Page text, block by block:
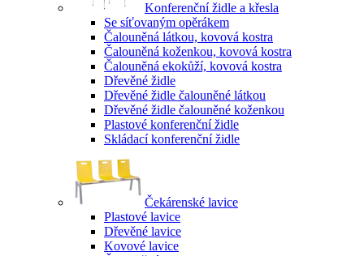
Konferenční židle a křesla
Se síťovaným opěrákem
Čalouněná látkou, kovová kostra
Čalouněná koženkou, kovová kostra
Čalouněná ekokůží, kovová kostra
Dřevěné židle
Dřevěné židle čalouněné látkou
Dřevěné židle čalouněné koženkou
Plastové konferenční židle
Skládací konferenční židle
Čekárenské lavice
Plastové lavice
Dřevěné lavice
Kovové lavice